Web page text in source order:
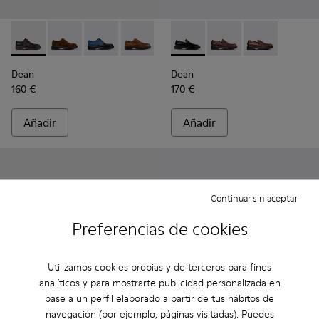
Preferencias de cookies
Utilizamos cookies propias y de terceros para fines
analíticos y para mostrarte publicidad personalizada en
base a un perfil elaborado a partir de tus hábitos de
navegación (por ejemplo, páginas visitadas). Puedes
Continuar sin aceptar
Dean - K100979-002 - Zapatos de piel marrones para
Dean - K100979-027
Dean - K100979-026 - Zapatos de piel
Dean - K100979-025
Dean - K100979-022 -
Dean - K100979-016
Dean - K100979-
Dean -
Dean
160 €
Añadir
Dean - K101045-001 -
Dean - K101045-008
Dean -
Dean
170 €
Añadir